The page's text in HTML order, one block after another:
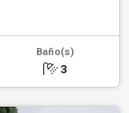
Baño(s)
3